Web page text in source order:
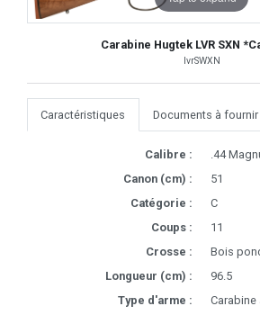
Carabine Hugtek LVR SXN
lvrSWXN
Caractéristiques Documents à fournir
Calibre :
.44
Canon (cm) :
51
Catégorie :
C
Coups :
11
Crosse :
Bois
Longueur (cm) :
96.5
Type d'arme :
Carabine